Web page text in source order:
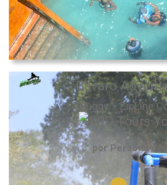
Bavaro
(Buggy + ZipLine
por Persona